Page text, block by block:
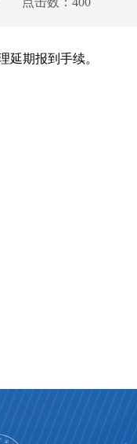
延期报到手续。